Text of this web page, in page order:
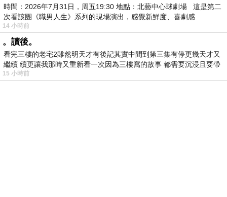
時間：2026年7月31日，周五19:30 地點：北藝中心球劇場 這是第二
次看該團《職男人生》系列的現場演出，感覺新鮮度、喜劇感
14 小時前
。讀後。
看完三樓的老宅2雖然明天才有後記其實中間到第三集有停更幾天才又
繼續 續更讓我那時又重新看一次因為三樓寫的故事 都需要沉浸且要帶
有
15 小時前